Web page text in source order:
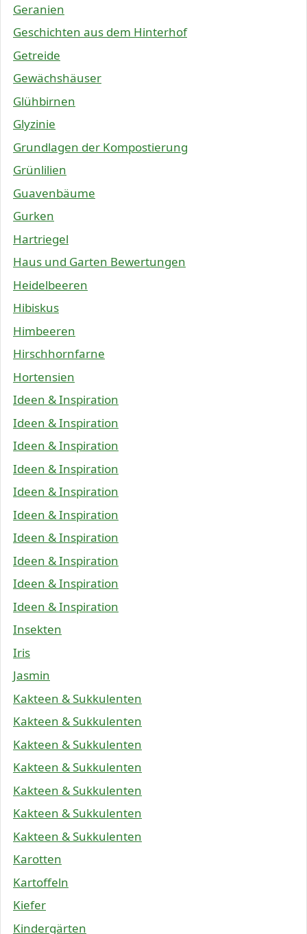
Geranien
Geschichten aus dem Hinterhof
Getreide
Gewächshäuser
Glühbirnen
Glyzinie
Grundlagen der Kompostierung
Grünlilien
Guavenbäume
Gurken
Hartriegel
Haus und Garten Bewertungen
Heidelbeeren
Hibiskus
Himbeeren
Hirschhornfarne
Hortensien
Ideen & Inspiration
Ideen & Inspiration
Ideen & Inspiration
Ideen & Inspiration
Ideen & Inspiration
Ideen & Inspiration
Ideen & Inspiration
Ideen & Inspiration
Ideen & Inspiration
Ideen & Inspiration
Insekten
Iris
Jasmin
Kakteen & Sukkulenten
Kakteen & Sukkulenten
Kakteen & Sukkulenten
Kakteen & Sukkulenten
Kakteen & Sukkulenten
Kakteen & Sukkulenten
Kakteen & Sukkulenten
Karotten
Kartoffeln
Kiefer
Kindergärten